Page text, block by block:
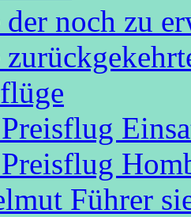
noch zu
Führer